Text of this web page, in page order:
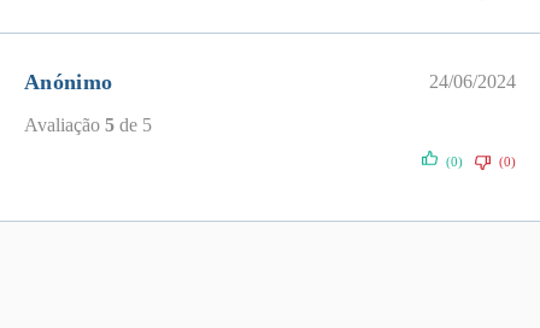
Anónimo 24/06/2024
Avaliação 5 de 5
(0) (0)